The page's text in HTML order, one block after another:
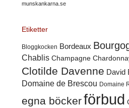
munskankarna.se
Etiketter
Bloggkocken Bordeaux
Chablis Champagne
Clotilde Davenne David
Domaine de Brescou Domaine
egna böckerförbud